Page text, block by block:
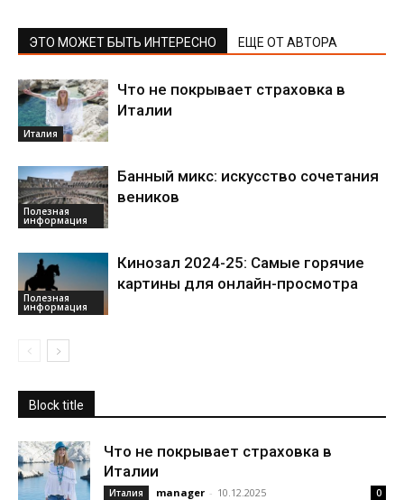
ЭТО МОЖЕТ БЫТЬ ИНТЕРЕСНО ЕЩЕ ОТ АВТОРА
Италия
Что не покрывает страховка в
Италии
Полезная
информация
Банный микс: искусство сочетания
веников
Полезная
информация
Кинозал 2024-25: Самые горячие
картины для онлайн-просмотра
Block title
Что не покрывает страховка в
Италии
Италия manager - 10.12.2025 0